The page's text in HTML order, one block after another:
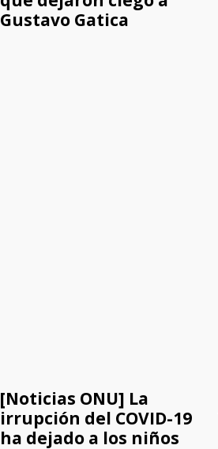
Gustavo Gatica
[Noticias ONU] La
irrupción del COVID-19
ha dejado a los niños